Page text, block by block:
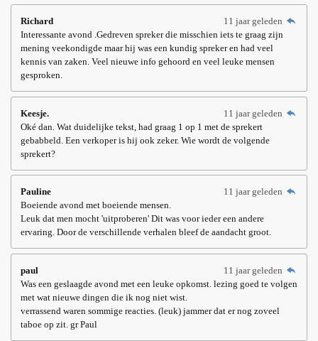
Richard
11 jaar geleden
Interessante avond .Gedreven spreker die misschien iets te graag zijn
mening veekondigde maar hij was een kundig spreker en had veel
kennis van zaken. Veel nieuwe info gehoord en veel leuke mensen
gesproken.
Keesje.
11 jaar geleden
Oké dan. Wat duidelijke tekst, had graag 1 op 1 met de sprekert
gebabbeld. Een verkoper is hij ook zeker. Wie wordt de volgende
sprekert?
Pauline
11 jaar geleden
Boeiende avond met boeiende mensen.
Leuk dat men mocht 'uitproberen' Dit was voor ieder een andere
ervaring. Door de verschillende verhalen bleef de aandacht groot.
paul
11 jaar geleden
Was een geslaagde avond met een leuke opkomst. lezing goed te volgen
met wat nieuwe dingen die ik nog niet wist.
verrassend waren sommige reacties. (leuk) jammer dat er nog zoveel
taboe op zit. gr Paul